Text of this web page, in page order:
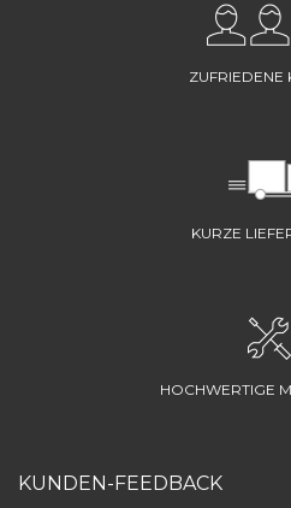
ZUFRIEDENE
KURZE
HOCHWERTIGE
KUNDEN-FEEDBACK